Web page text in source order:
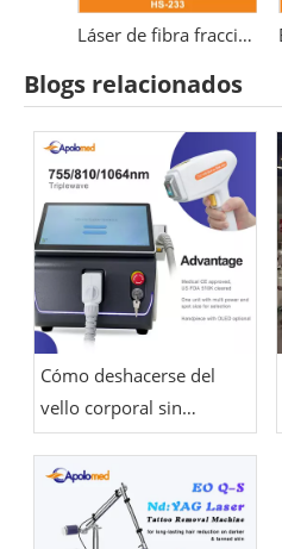
Equipo láser de fibra de onda dual de 1550 nm + 1927 nm
Blogs relacionados
Cómo deshacerse del
vello corporal sin
afeitarse